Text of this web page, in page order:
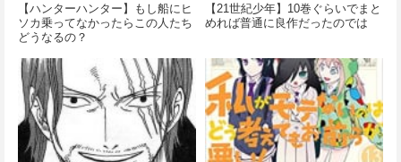
【ハンターハンター】もし船にヒ
ソカ乗ってなかったらこの人たち
どうなるの？
【21世紀少年】10巻ぐらいでまと
めれば普通に良作だったのでは